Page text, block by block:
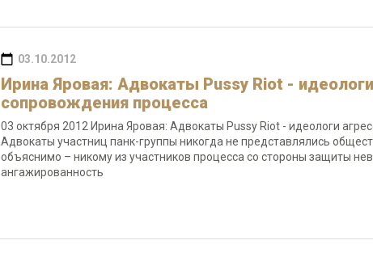
03.10.2012
Ирина Яровая: Адвокаты Pussy Riot -
сопровождения процесса
03 октября 2012 Ирина Яровая: Адвокаты Pussy Riot - идеологи
Адвокаты участниц панк-группы никогда не представлялись
объяснимо – никому из участников процесса со стороны защиты
ангажированность